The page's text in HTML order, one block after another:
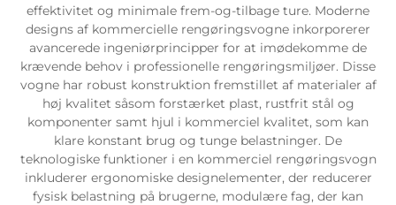
effektivitet og minimale frem-og-tilbage ture. Moderne
designs af kommercielle rengøringsvogne inkorporerer
avancerede ingeniørprincipper for at imødekomme de
krævende behov i professionelle rengøringsmiljøer. Disse
vogne har robust konstruktion fremstillet af materialer af
høj kvalitet såsom forstærket plast, rustfrit stål og
komponenter samt hjul i kommerciel kvalitet, som kan
klare konstant brug og tunge belastninger. De
teknologiske funktioner i en kommerciel rengøringsvogn
inkluderer ergonomiske designelementer, der reducerer
fysisk belastning på brugerne, modulære fag, der kan